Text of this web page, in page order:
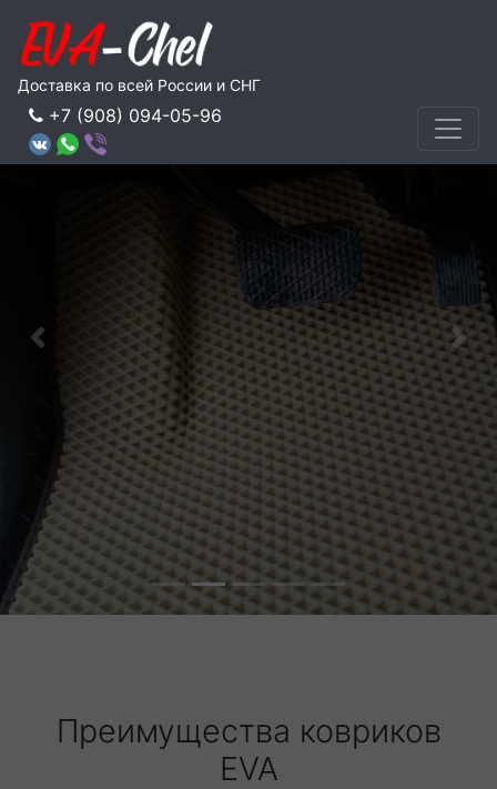
Доставка по всей России и СНГ
+7 (908) 094-05-96
Предыдущее
Преимущества ковриков
EVA